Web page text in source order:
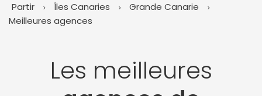
Partir Îles Canaries
Grande Canarie
Meilleures agences
Les meilleures
Juillet
Août Septembre
Octobre
Novembre